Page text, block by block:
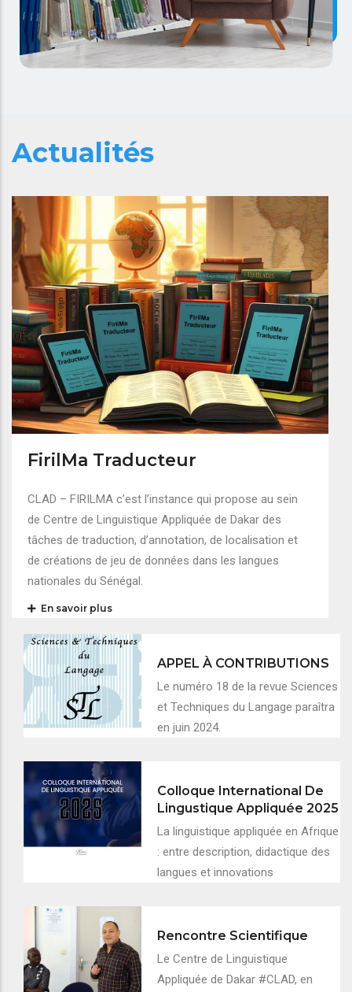
Actualités
FirilMa Traducteur
CLAD – FIRILMA c’est l’instance qui propose au sein
de Centre de Linguistique Appliquée de Dakar des
tâches de traduction, d’annotation, de localisation et
de créations de jeu de données dans les langues
nationales du Sénégal.
En savoir plus
APPEL À CONTRIBUTIONS
Le numéro 18 de la revue Sciences
et Techniques du Langage paraîtra
en juin 2024.
Colloque International De
Lingustique Appliquée 2025
La linguistique appliquée en Afrique
: entre description, didactique des
langues et innovations
Rencontre Scientifique
Le Centre de Linguistique
Appliquée de Dakar #CLAD, en